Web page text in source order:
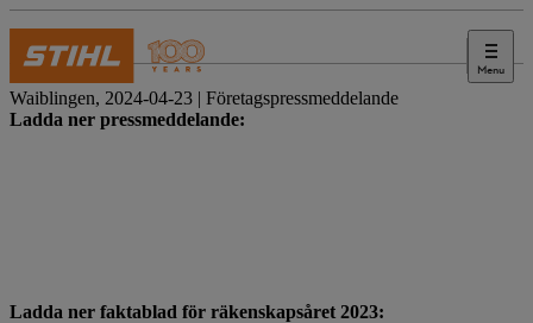
Menu
Press
Waiblingen, 2024-04-23 | Företagspressmeddelande
Ladda ner pressmeddelande:
Ladda ner faktablad för räkenskapsåret 2023: